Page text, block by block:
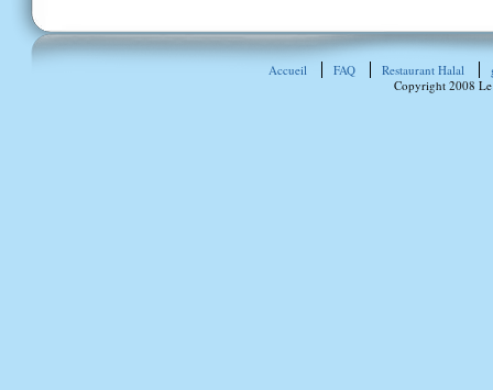
Accueil FAQ Restaurant Halal
Copyright 2008